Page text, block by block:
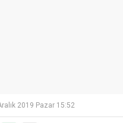
2019 Pazar 15:52